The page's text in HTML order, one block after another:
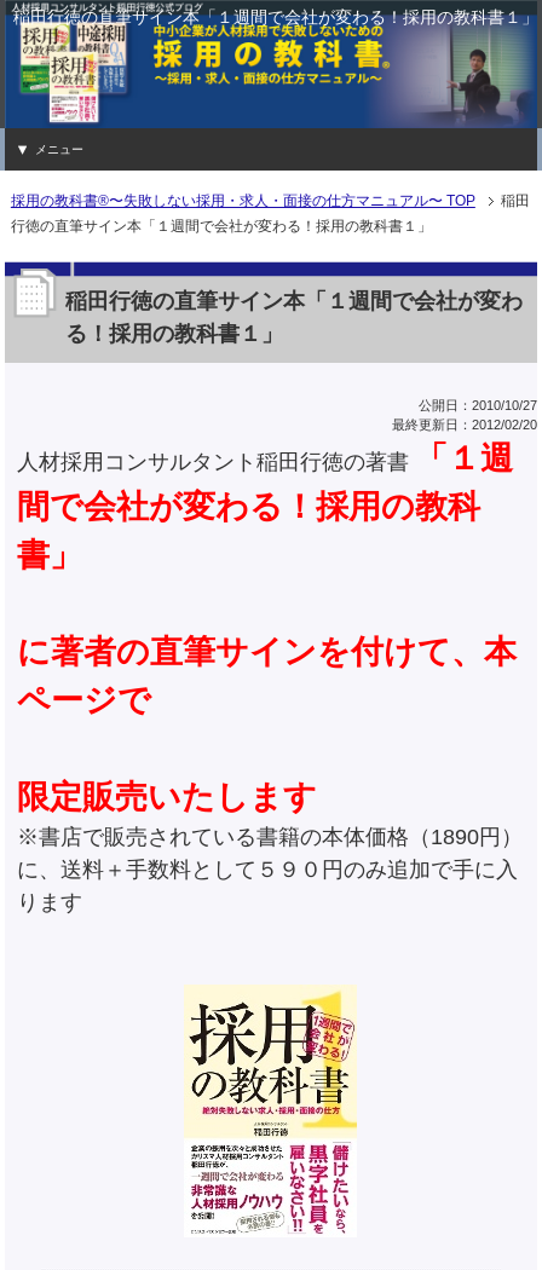
稲田行徳の直筆サイン本「１週間で会社が変わる！採用の教科書１」
メニュー
採用の教科書®〜失敗しない採用・求人・面接の仕方マニュアル〜 TOP
稲田
行徳の直筆サイン本「１週間で会社が変わる！採用の教科書１」
稲田行徳の直筆サイン本「１週間で会社が変わ
る！採用の教科書１」
公開日：2010/10/27
最終更新日：2012/02/20
人材採用コンサルタント稲田行徳の著書
「１週
間で会社が変わる！採用の教科
書」
に著者の直筆サインを付けて、本
ページで
限定販売いたします
※書店で販売されている書籍の本体価格（1890円）
に、送料＋手数料として５９０円のみ追加で手に入
ります